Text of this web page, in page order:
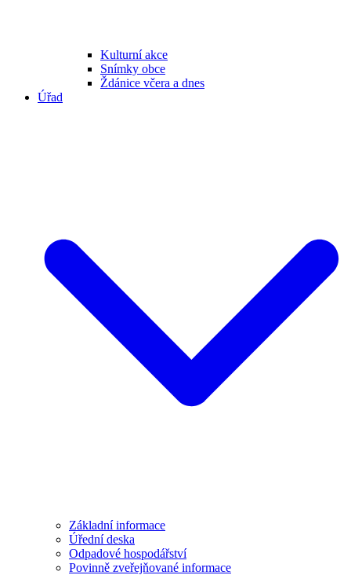
Kulturní akce
Snímky obce
Ždánice včera a dnes
Úřad
Základní informace
Úřední deska
Odpadové hospodářství
Povinně zveřejňované informace